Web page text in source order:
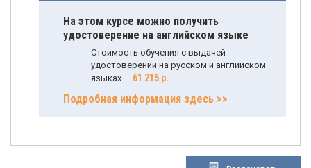
На этом курсе можно получить
удостоверение на английском языке
Стоимость обучения с выдачей
удостоверений на русском и английском
языках — 61 215 р.
Подробная информация здесь >>